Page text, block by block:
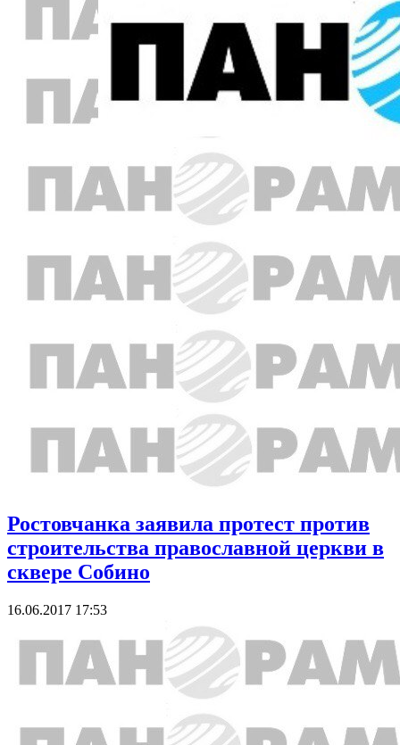
Ростовчанка заявила протест против
строительства православной церкви в
сквере Собино
16.06.2017 17:53